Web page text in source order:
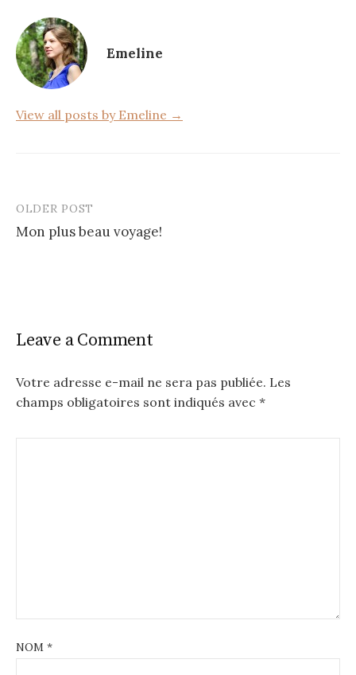
b
o
o
k
Emeline
View all posts by Emeline →
Post
navigation
OLDER POST
Mon plus beau voyage!
Leave a Comment
Votre adresse e-mail ne sera pas publiée. Les
champs obligatoires sont indiqués avec *
NOM *